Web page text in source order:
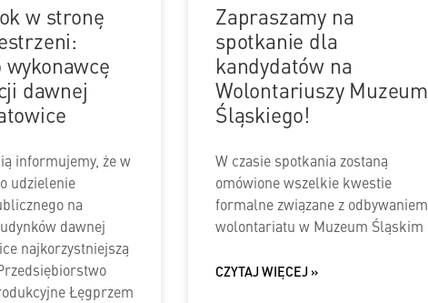
w stronę
wykonawcę
dawnej
informujemy, że w
udzielenie
na
dawnej
najkorzystniejszą
Łęgprzem
Zapraszamy na
spotkanie dla
kandydatów na
Wolontariuszy Muzeum
Śląskiego!
W czasie spotkania zostaną
omówione wszelkie kwestie
formalne związane z odbywaniem
wolontariatu w Muzeum Śląskim
CZYTAJ WIĘCEJ »